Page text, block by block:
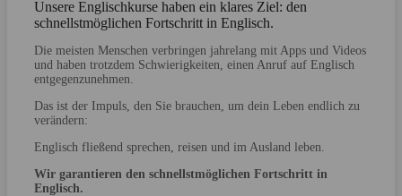
Unsere Englischkurse haben ein klares Ziel: den
schnellstmöglichen Fortschritt in Englisch.
Die meisten Menschen verbringen jahrelang mit Apps und Videos
und haben trotzdem Schwierigkeiten, einen Anruf auf Englisch
entgegenzunehmen.
Das ist der Impuls, den Sie brauchen, um dein Leben endlich zu
verändern:
Englisch fließend sprechen, reisen und im Ausland leben.
Wir garantieren den schnellstmöglichen Fortschritt in
Englisch.